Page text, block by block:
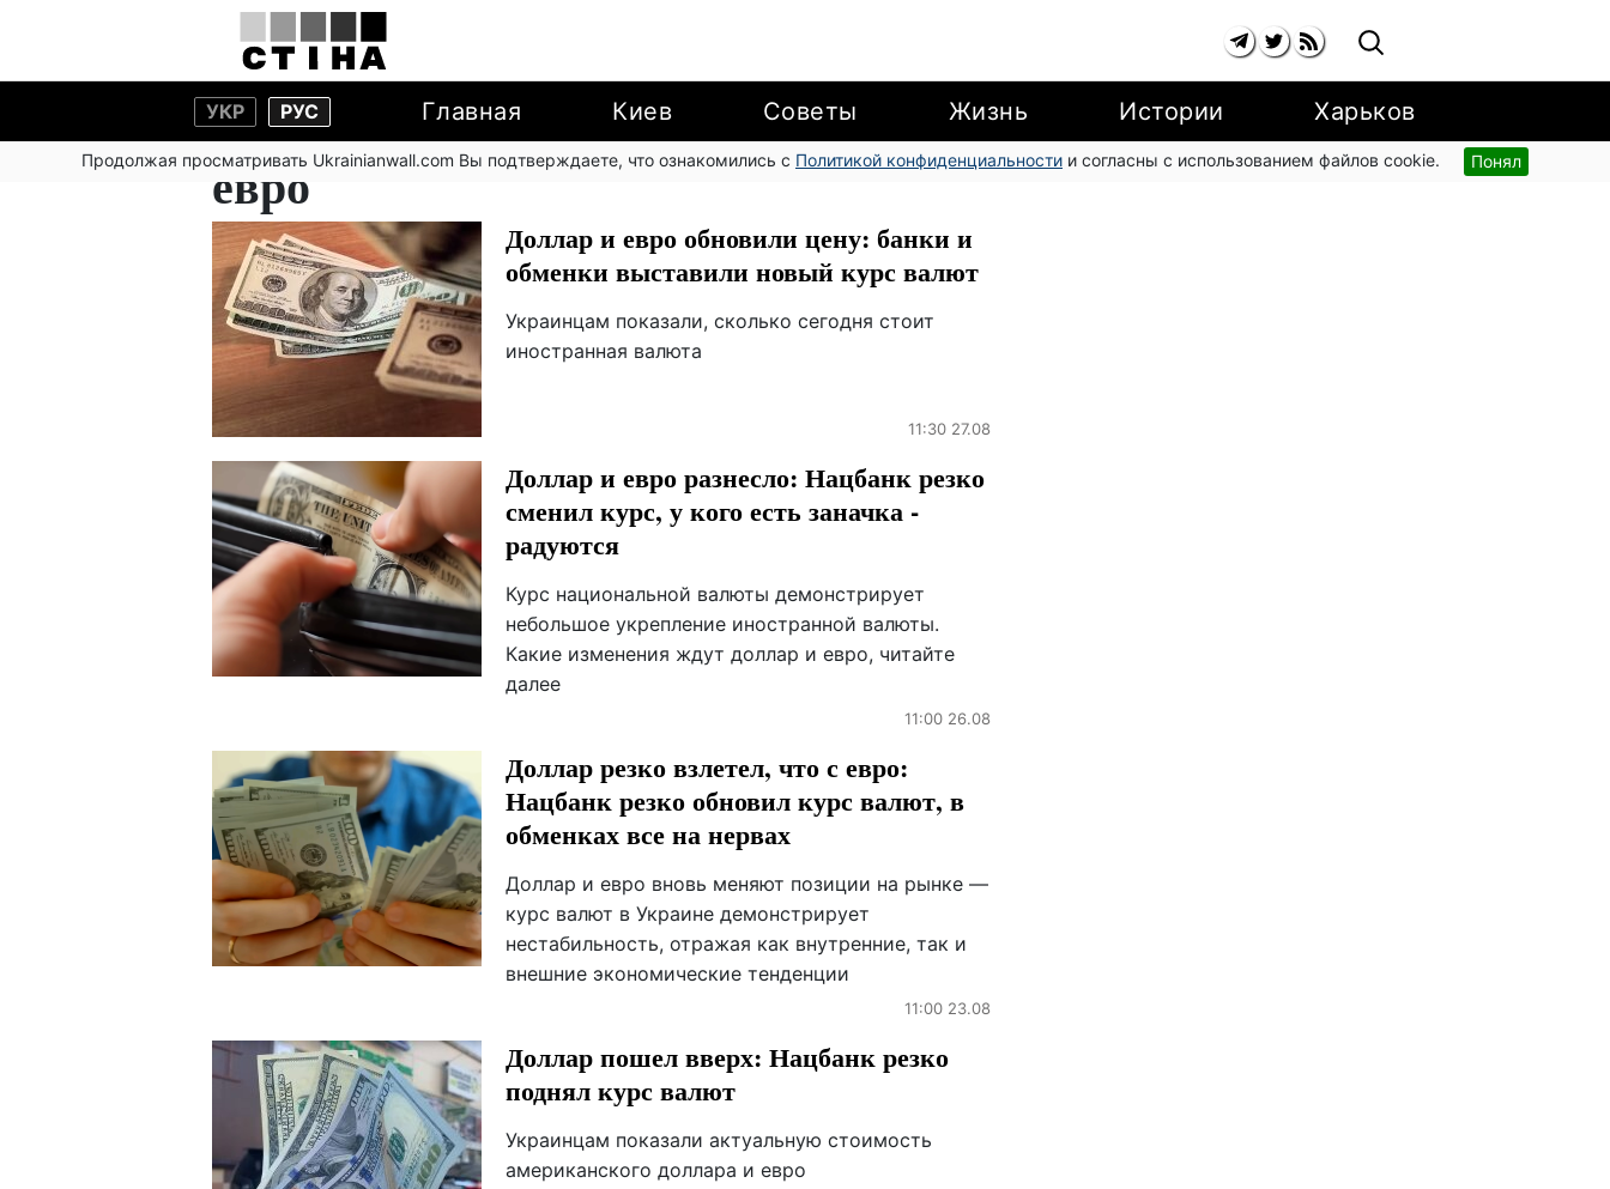
УКР РУС Главная Киев Советы Жизнь Истории Харьков
Продолжая просматривать Ukrainianwall.com Вы подтверждаете, что ознакомились с Политикой конфиденциальности и согласны с использованием файлов cookie. Понял
евро
Доллар и евро обновили цену: банки и
обменки выставили новый курс валют
Украинцам показали, сколько сегодня стоит
иностранная валюта
11:30 27.08
Доллар и евро разнесло: Нацбанк резко
сменил курс, у кого есть заначка -
радуются
Курс национальной валюты демонстрирует
небольшое укрепление иностранной валюты.
Какие изменения ждут доллар и евро, читайте
далее
11:00 26.08
Доллар резко взлетел, что с евро:
Нацбанк резко обновил курс валют, в
обменках все на нервах
Доллар и евро вновь меняют позиции на рынке —
курс валют в Украине демонстрирует
нестабильность, отражая как внутренние, так и
внешние экономические тенденции
11:00 23.08
Доллар пошел вверх: Нацбанк резко
поднял курс валют
Украинцам показали актуальную стоимость
американского доллара и евро